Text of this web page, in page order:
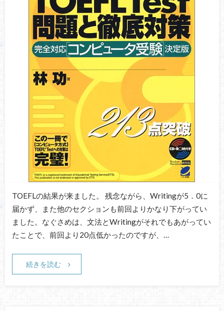
TOEFLの結果が来ました。 残念ながら、Writingが5．0に
届かず、また他のセクションも前回よりかなり下がってい
ました。なぐさめは、文法とWritingがそれでもあがってい
たことで、前回より20点低かったのですが、…
続きを読む